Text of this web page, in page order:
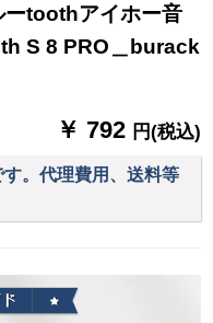
ーtoothアイホー音
S 8 PRO＿burack
￥ 792 円(税込)
。代理費用、送料等